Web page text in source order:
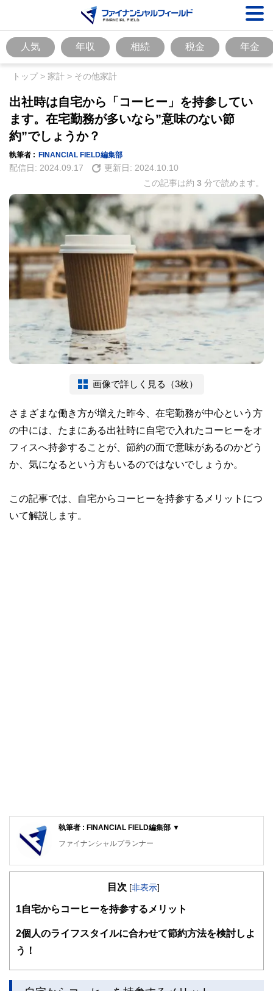
人気 年収 相続 税金 年金
トップ> 家計 > その他家計
出社時は自宅から「コーヒー」を持参してい
ます。在宅勤務が多いなら”意味のない節
約”でしょうか？
執筆者 : FINANCIAL FIELD編集部
配信日: 2024.09.17 更新日: 2024.10.10
この記事は約 3 分で読めます。
画像で詳しく見る（3枚）
さまざまな働き方が増えた昨今、在宅勤務が中心という方
の中には、たまにある出社時に自宅で入れたコーヒーをオ
フィスへ持参することが、節約の面で意味があるのかどう
か、気になるという方もいるのではないでしょうか。
この記事では、自宅からコーヒーを持参するメリットにつ
いて解説します。
執筆者 : FINANCIAL FIELD編集部 ▼
ファイナンシャルプランナー
FinancialField編集部は、金融、経済に関する記事を、日々
知識がない方でも理解できるようわかりやすく発信していま
得者を中心に「お金や暮らし」に関する書籍・雑誌の編集経
験者で構成され、企画立案から記事掲載まですべての工程に
FinancialFieldの特徴は、ファイナンシャルプランナー、弁
目次 [非表示]
1 自宅からコーヒーを持参するメリット
2個人のライフスタイルに合わせて節約方法を検討しよ
う！